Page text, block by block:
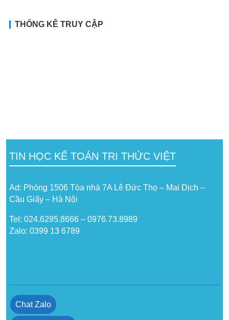
THỐNG KÊ TRUY CẬP
TIN HỌC KẾ TOÁN TRI THỨC VIỆT
Ad: Phòng 1506 Tòa nhà 7A Lê Đức Thọ – Mai Dịch –
Cầu Giấy – Hà Nội
Tel: 024.6295.8666 – 0976.73.8989
Zalo: 0399 13 6789
Chat Zalo